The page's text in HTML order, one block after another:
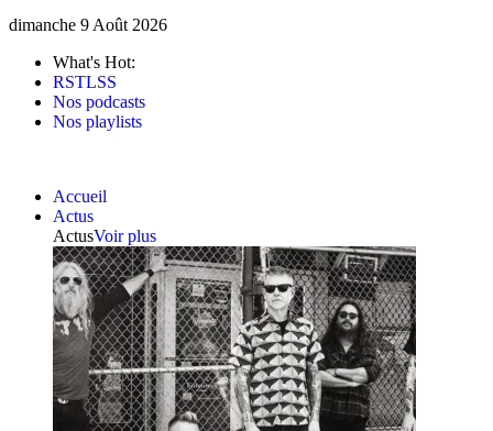
dimanche 9 Août 2026
What's Hot:
RSTLSS
Nos podcasts
Nos playlists
Accueil
Actus
ActusVoir plus